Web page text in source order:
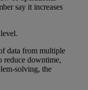
say it increases
data from multiple
reduce downtime,
solving, the